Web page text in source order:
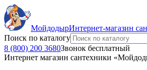
МойдодырИнтернет-магазин
Поиск по каталогу
8 (800) 200 3680Звонок бесплатный
Интернет магазин сантехники